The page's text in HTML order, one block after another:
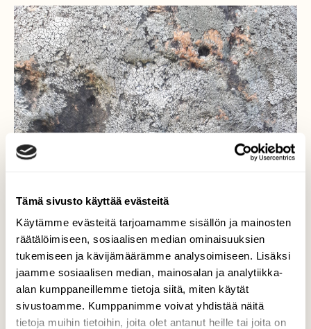
Tämä sivusto käyttää evästeitä
Käytämme evästeitä tarjoamamme sisällön ja mainosten
räätälöimiseen, sosiaalisen median ominaisuuksien
tukemiseen ja kävijämäärämme analysoimiseen. Lisäksi
jaamme sosiaalisen median, mainosalan ja analytiikka-
alan kumppaneillemme tietoja siitä, miten käytät
sivustoamme. Kumppanimme voivat yhdistää näitä
tietoja muihin tietoihin, joita olet antanut heille tai joita on